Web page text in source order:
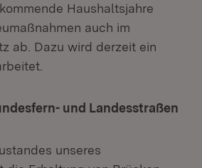
Haushaltsjahre
auch im
ab. Dazu wird derzeit ein
und Landesstraßen
unseres